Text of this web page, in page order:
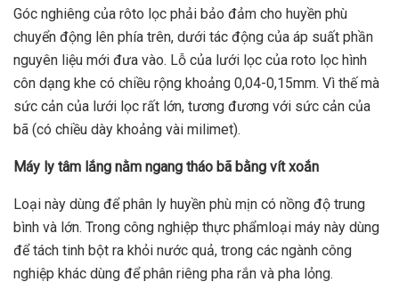
Góc nghiêng của rôto lọc phải bảo đảm cho huyền phù
chuyển động lên phía trên, dưới tác động của áp suất phần
nguyên liệu mới đưa vào. Lỗ của lưới lọc của roto lọc hình
côn dạng khe có chiều rộng khoảng 0,04-0,15mm. Vì thế mà
sức cản của lưới lọc rất lớn, tương đương với sức cản của
bã (có chiều dày khoảng vài milimet).
Máy ly tâm lắng nằm ngang tháo bã bằng vít xoắn
Loại này dùng để phân ly huyền phù mịn có nồng độ trung
bình và lớn. Trong công nghiệp thực phẩmloại máy này dùng
để tách tinh bột ra khỏi nước quả, trong các ngành công
nghiệp khác dùng để phân riêng pha rắn và pha lỏng.